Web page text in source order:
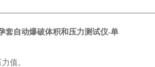
套自动爆破体积和压力测试仪-单
值。